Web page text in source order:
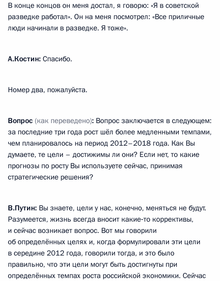
В конце концов он меня достал, я говорю: «Я в советской
разведке работал». Он на меня посмотрел: «Все приличные
люди начинали в разведке. Я тоже».
А.Костин: Спасибо.
Номер два, пожалуйста.
Вопрос (как переведено): Вопрос заключается в следующем:
за последние три года рост шёл более медленными темпами,
чем планировалось на период 2012–2018 года. Как Вы
думаете, те цели – достижимы ли они? Если нет, то какие
прогнозы по росту Вы используете сейчас, принимая
стратегические решения?
В.Путин: Вы знаете, цели у нас, конечно, меняться не будут.
Разумеется, жизнь всегда вносит какие‑то коррективы,
и сейчас возникает вопрос. Вот мы говорили
об определённых целях и, когда формулировали эти цели
в середине 2012 года, говорили тогда, и это было
правильно, что эти цели могут быть достигнуты при
определённых темпах роста российской экономики. Сейчас